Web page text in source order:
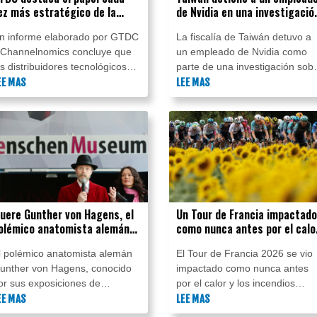
más estratégico de la
modernos
informe elaborado por GTDC
concluye que
distribuidores tecnológicos
evolucionando de
tradicionales a
estratégicas que
a fabricantes y socios a
la complejidad de
como la IA, la
y la nube híbrida,
la eficiencia y la
de ejecución
MAS
de Nvidia en una
La fiscalía de Taiwán detuvo a
un empleado de Nvidia como
parte de una investigación sobre
un supuesto contrabando de
chips de inteligencia artificial
gigante tecnológico
estadounidense hacia China,
informó este martes a la AFP
una fuente familiarizada con el
caso.
LEE MAS
Gunther von Hagens, el
anatomista alemán
polémico anatomista alemán
von Hagens, conocido
sus exposiciones de
humanos, falleció,
este lunes su equipo,
MAS
Un Tour de Francia impactado
como nunca antes por el
El Tour de Francia 2026 se vio
impactado como nunca antes
por el calor y los incendios
forestales, lo que llevó a la
modificación de tres etapas -
LEE MAS